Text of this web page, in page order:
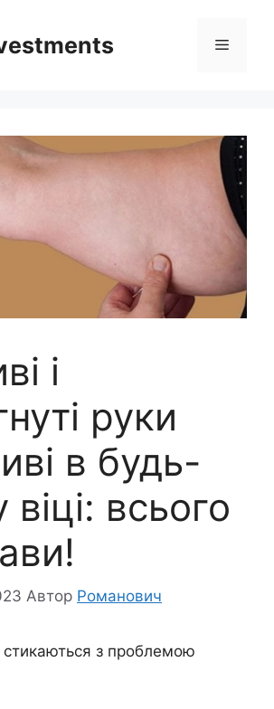
Меню
і
руки
в будь-
всього
Автор Романович
стикаються з проблемою